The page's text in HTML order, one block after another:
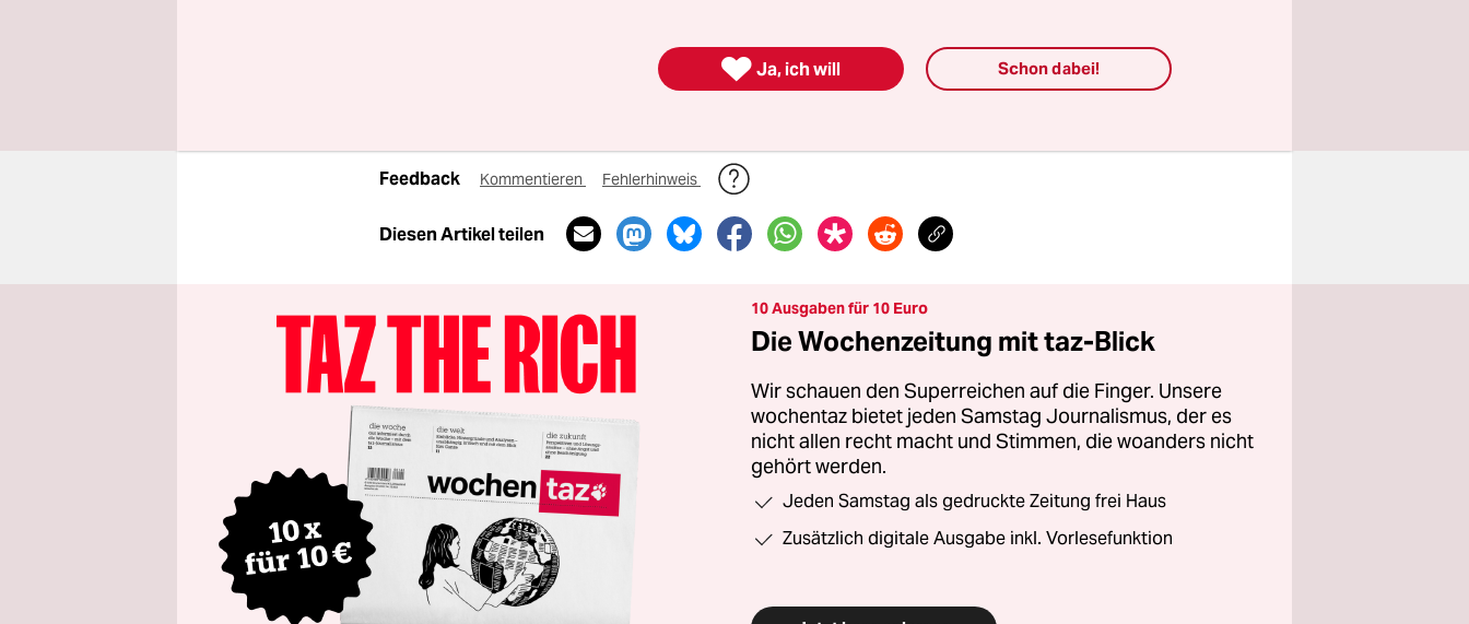
Feedback Kommentieren Fehlerhinweis
Diesen Artikel teilen
10 Ausgaben für 10 Euro
Die Wochenzeitung mit taz-Blick
Wir schauen den Superreichen auf die Finger. Unsere
wochentaz bietet jeden Samstag Journalismus, der es
nicht allen recht macht und Stimmen, die woanders nicht
gehört werden.
Jeden Samstag als gedruckte Zeitung frei Haus
Zusätzlich digitale Ausgabe inkl. Vorlesefunktion
 Ja, ich will Schon dabei!